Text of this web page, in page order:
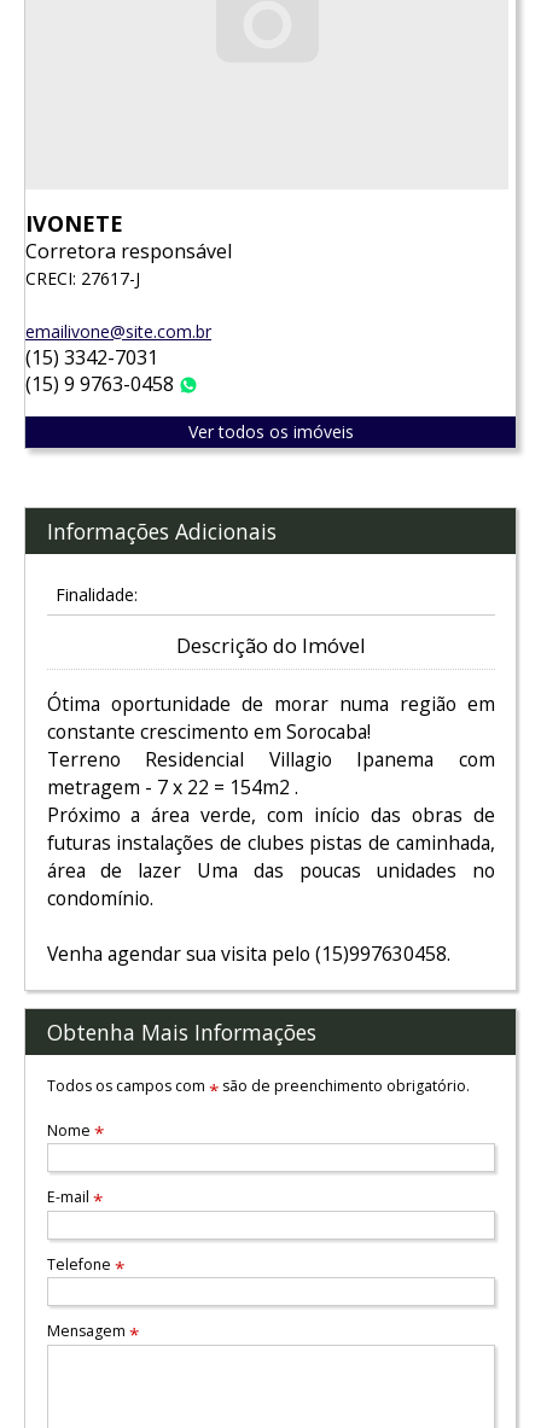
IVONETE
Corretora responsável
CRECI: 27617-J
emailivone@site.com.br
(15) 3342-7031
(15) 9 9763-0458
Ver todos os imóveis
Informações Adicionais
Finalidade:
Descrição do Imóvel
Ótima oportunidade de morar numa região em
constante crescimento em Sorocaba!
Terreno Residencial Villagio Ipanema com
metragem - 7 x 22 = 154m2 .
Próximo a área verde, com início das obras de
futuras instalações de clubes pistas de caminhada,
área de lazer Uma das poucas unidades no
condomínio.
Venha agendar sua visita pelo (15)997630458.
Obtenha Mais Informações
Todos os campos com *são de preenchimento obrigatório.
Nome *
E-mail *
Telefone *
Mensagem *